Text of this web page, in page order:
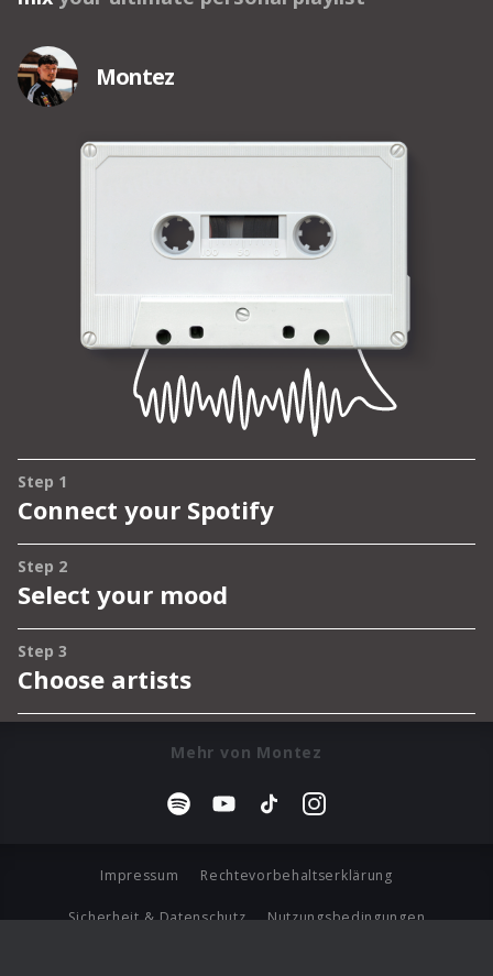
Mehr von Montez
Impressum Rechtevorbehaltserklärung
Sicherheit & Datenschutz Nutzungsbedingungen